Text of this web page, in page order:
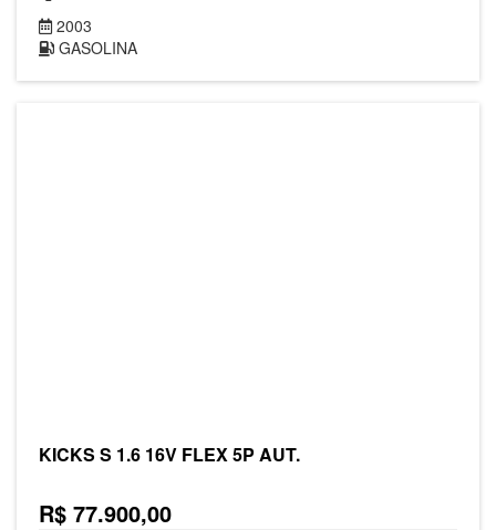
2003
GASOLINA
KICKS S 1.6 16V FLEX 5P AUT.
R$ 77.900,00